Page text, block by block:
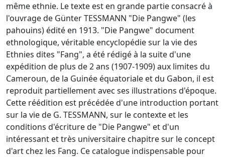
même ethnie. Le texte est en grande partie consacré à
l'ouvrage de Günter TESSMANN "Die Pangwe" (les
pahouins) édité en 1913. "Die Pangwe" document
ethnologique, véritable encyclopédie sur la vie des
Ethnies dites "Fang", a été rédigé à la suite d'une
expédition de plus de 2 ans (1907-1909) aux limites du
Cameroun, de la Guinée équatoriale et du Gabon, il est
reproduit partiellement avec ses illustrations d'époque.
Cette réédition est précédée d'une introduction portant
sur la vie de G. TESSMANN, sur le contexte et les
conditions d'écriture de "Die Pangwe" et d'un
intéressant et très universitaire chapitre sur le concept
d'art chez les Fang. Ce catalogue indispensable pour